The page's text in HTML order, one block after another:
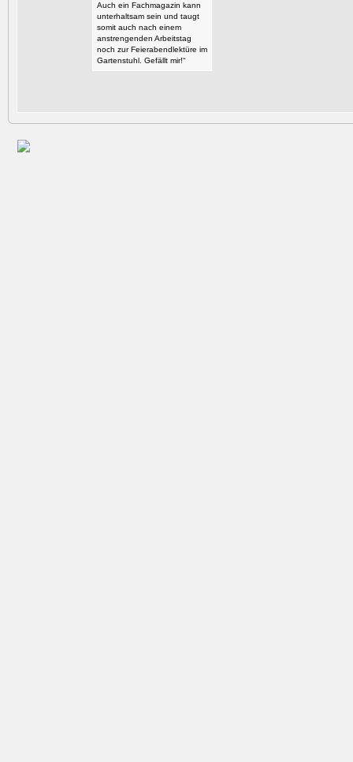
Auch ein Fachmagazin kann
unterhaltsam sein und taugt
somit auch nach einem
anstrengenden Arbeitstag
noch zur Feierabendlektüre im
Gartenstuhl. Gefällt mir!“